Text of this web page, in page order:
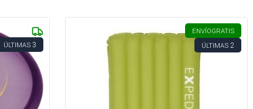
ÚLTIMAS 3
ENVÍOGRATIS
ÚLTIMAS 2